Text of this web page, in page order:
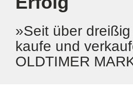
dreißig Jahren
ich über
MARKT«